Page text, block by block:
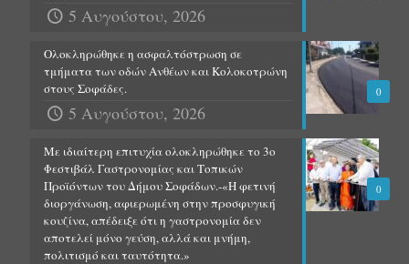
5 Αυγούστου, 2026
0
Ολοκληρώθηκε η ασφαλτόστρωση σε
τμήματα των οδών Ανθέων και Κολοκοτρώνη
στους Σοφάδες.
5 Αυγούστου, 2026
0
Με ιδιαίτερη επιτυχία ολοκληρώθηκε το 3ο
Φεστιβάλ Γαστρονομίας και Τοπικών
Προϊόντων του Δήμου Σοφάδων.-«Η φετινή
διοργάνωση, αφιερωμένη στην προσφυγική
κουζίνα, απέδειξε ότι η γαστρονομία δεν
αποτελεί μόνο γεύση, αλλά και μνήμη,
πολιτισμό και ταυτότητα.»